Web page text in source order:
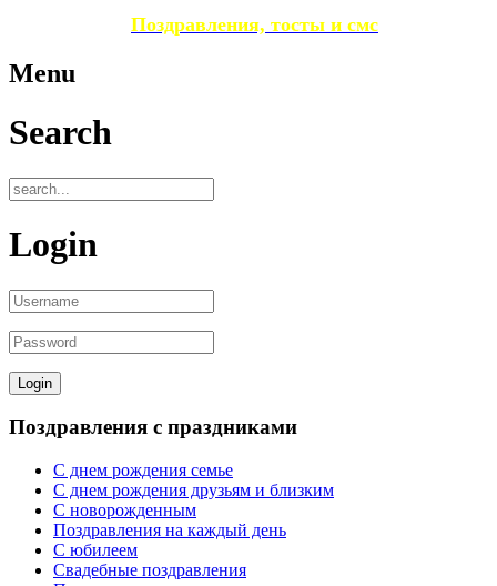
Поздравления, тосты и смс
Menu
Search
Login
Поздравления с праздниками
С днем рождения семье
С днем рождения друзьям и близким
C новорожденным
Поздравления на каждый день
С юбилеем
Свадебные поздравления